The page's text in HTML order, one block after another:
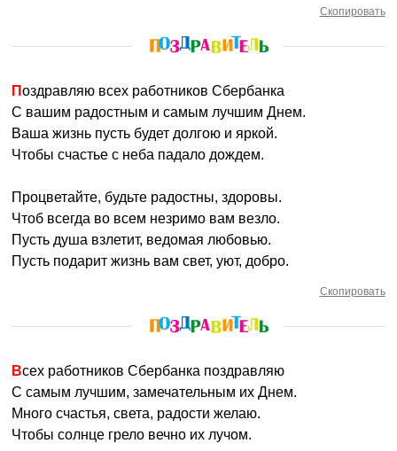
Скопировать
Поздравляю всех работников Сбербанка
С вашим радостным и самым лучшим Днем.
Ваша жизнь пусть будет долгою и яркой.
Чтобы счастье с неба падало дождем.
Процветайте, будьте радостны, здоровы.
Чтоб всегда во всем незримо вам везло.
Пусть душа взлетит, ведомая любовью.
Пусть подарит жизнь вам свет, уют, добро.
Скопировать
Всех работников Сбербанка поздравляю
С самым лучшим, замечательным их Днем.
Много счастья, света, радости желаю.
Чтобы солнце грело вечно их лучом.